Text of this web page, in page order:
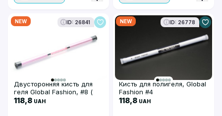
NEW ID: 26841
Двусторонняя кисть для
геля Global Fashion, #8 (
овал 8 мм, лайнер 11 мм)
118,8 UAH
NEW ID: 26778
Кисть для полигеля, Global
Fashion #4
118,8 UAH